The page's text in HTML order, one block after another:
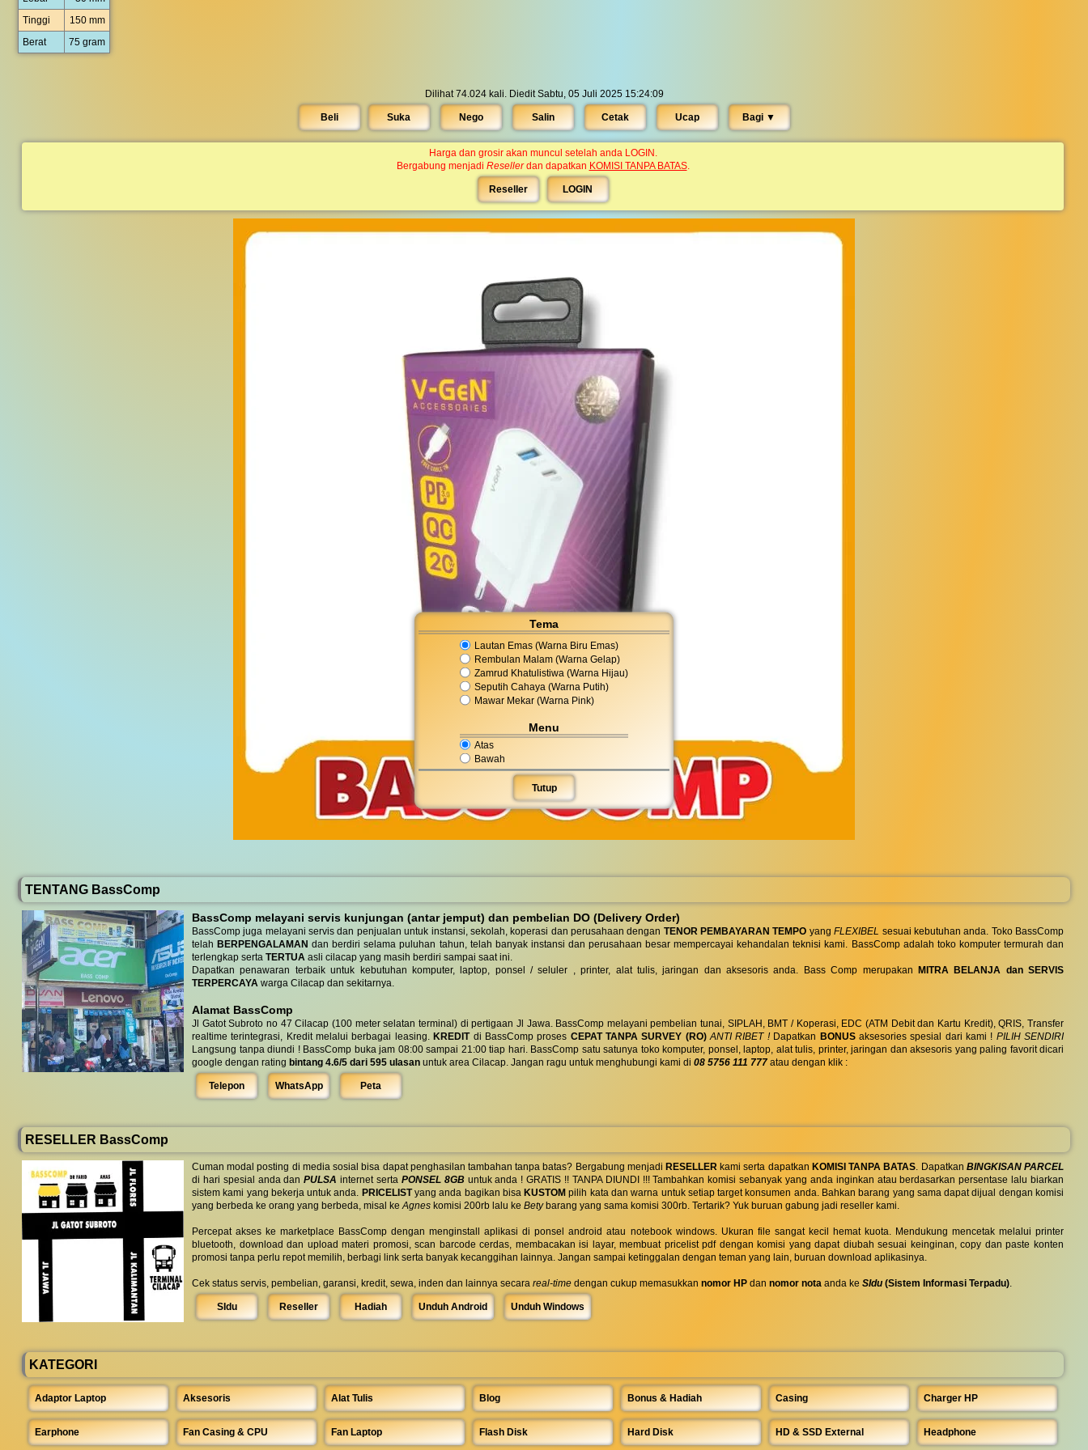
Tema
Lautan Emas (Warna Biru Emas)
Rembulan Malam (Warna Gelap)
Zamrud Khatulistiwa (Warna Hijau)
Seputih Cahaya (Warna Putih)
Mawar Mekar (Warna Pink)
Menu
Atas
Bawah
Tutup
Tinggi
150 mm
Berat
75 gram
Dilihat 74.024 kali. Diedit Sabtu, 05 Juli 2025 15:24:09
Beli Suka Nego Salin Cetak Ucap Bagi ▼︎
Harga dan grosir akan muncul setelah anda LOGIN.
Bergabung menjadi Resellerdan dapatkan KOMISI TANPA BATAS.
Reseller LOGIN
TENTANG BassComp
BassComp melayani servis kunjungan (antar jemput) dan pembelian DO (Delivery Order)
BassComp juga melayani servis dan penjualan untuk instansi, sekolah, koperasi dan perusahaan dengan TENOR PEMBAYARAN TEMPO yangFLEXIBEL sesuai kebutuhan anda. Toko BassComp
telah BERPENGALAMAN dan berdiri selama puluhan tahun, telah banyak instansi dan perusahaan besar mempercayai kehandalan teknisi kami. BassComp adalah toko komputer termurah dan
terlengkap serta TERTUA asli cilacap yang masih berdiri sampai saat ini.
Dapatkan penawaran terbaik untuk kebutuhan komputer, laptop, ponsel / seluler , printer, alat tulis, jaringan dan aksesoris anda. Bass Comp merupakan
MITRA BELANJA dan SERVIS
TERPERCAYA warga Cilacap dan sekitarnya.
Alamat BassComp
Jl Gatot Subroto no 47 Cilacap (100 meter selatan terminal) di pertigaan Jl Jawa. BassComp melayani pembelian tunai, SIPLAH, BMT / Koperasi, EDC (ATM Debit dan Kartu Kredit), QRIS, Transfer
realtime terintegrasi, Kredit melalui berbagai leasing. KREDITdi BassComp proses CEPAT TANPA SURVEY (RO) ANTI RIBET !Dapatkan BONUSaksesories spesial dari kami ! PILIH SENDIRI
Langsung tanpa diundi ! BassComp buka jam 08:00 sampai 21:00 tiap hari. BassComp satu satunya toko komputer, ponsel, laptop, alat tulis, printer, jaringan dan aksesoris yang paling favorit dicari
google dengan rating bintang 4.6/5 dari 595 ulasan untuk area Cilacap. Jangan ragu untuk menghubungi kami di 08 5756 111 777 atau dengan klik :
Telepon WhatsApp Peta
RESELLER BassComp
Cuman modal posting di media sosial bisa dapat penghasilan tambahan tanpa batas? Bergabung menjadi RESELLER kami serta dapatkan KOMISI TANPA BATAS. Dapatkan BINGKISAN PARCEL
di hari spesial anda danPULSA internet serta PONSEL 8GBuntuk anda ! GRATIS !! TANPA DIUNDI !!! Tambahkan komisi sebanyak yang anda inginkan atau berdasarkan persentase lalu biarkan
sistem kami yang bekerja untuk anda. PRICELISTyang anda bagikan bisa KUSTOM pilih kata dan warna untuk setiap target konsumen anda. Bahkan barang yang sama dapat dijual dengan komisi
yang berbeda ke orang yang berbeda, misal keAgnes komisi 200rb lalu ke Betybarang yang sama komisi 300rb. Tertarik? Yuk buruan gabung jadi reseller kami.
Percepat akses ke marketplace BassComp dengan menginstall aplikasi di ponsel android atau notebook windows. Ukuran file sangat kecil hemat kuota. Mendukung mencetak melalui printer
bluetooth, download dan upload materi promosi, scan barcode cerdas, membacakan isi layar, membuat pricelist pdf dengan komisi yang dapat diubah sesuai keinginan, copy dan paste konten
promosi tanpa perlu repot memilih, berbagi link serta banyak kecanggihan lainnya. Jangan sampai ketinggalan dengan teman yang lain, buruan download aplikasinya.
Cek status servis, pembelian, garansi, kredit, sewa, inden dan lainnya secara real-time dengan cukup memasukkan nomor HP dan nomor nota anda ke SIdu (Sistem Informasi Terpadu).
SIdu Reseller Hadiah Unduh Android Unduh Windows
KATEGORI
Adaptor Laptop Aksesoris Alat Tulis Blog Bonus & Hadiah Casing Charger HP
Earphone Fan Casing & CPU Fan Laptop Flash Disk Hard Disk HD & SSD External Headphone